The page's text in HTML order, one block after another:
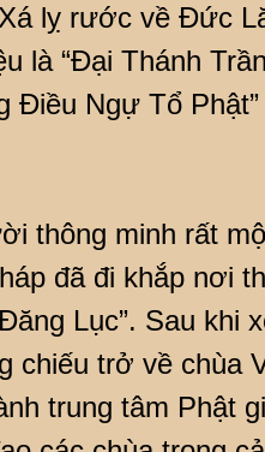
lỵ rước về Đức
là “Đại Thánh
Điều Ngự Tổ
thông minh rất
đã đi khắp nơi
Lục”. Sau khi
chiếu trở về chùa
trung tâm Phật